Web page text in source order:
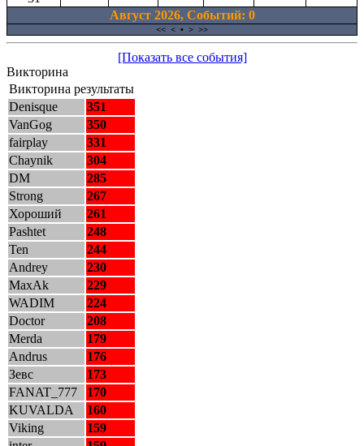
Август 2026, Cобытий: 0
<< < • > >>
[Показать все события]
Викторина
Викторина результаты
Denisque
351
VanGog
350
fairplay
331
Chaynik
304
DM
285
Strong
267
Хороший
261
Pashtet
248
Ten
244
Andrey
230
MaxAk
229
WADIM
224
Doctor
208
Merda
179
Andrus
176
Зевс
173
FANAT_777
170
KUVALDA
160
Viking
159